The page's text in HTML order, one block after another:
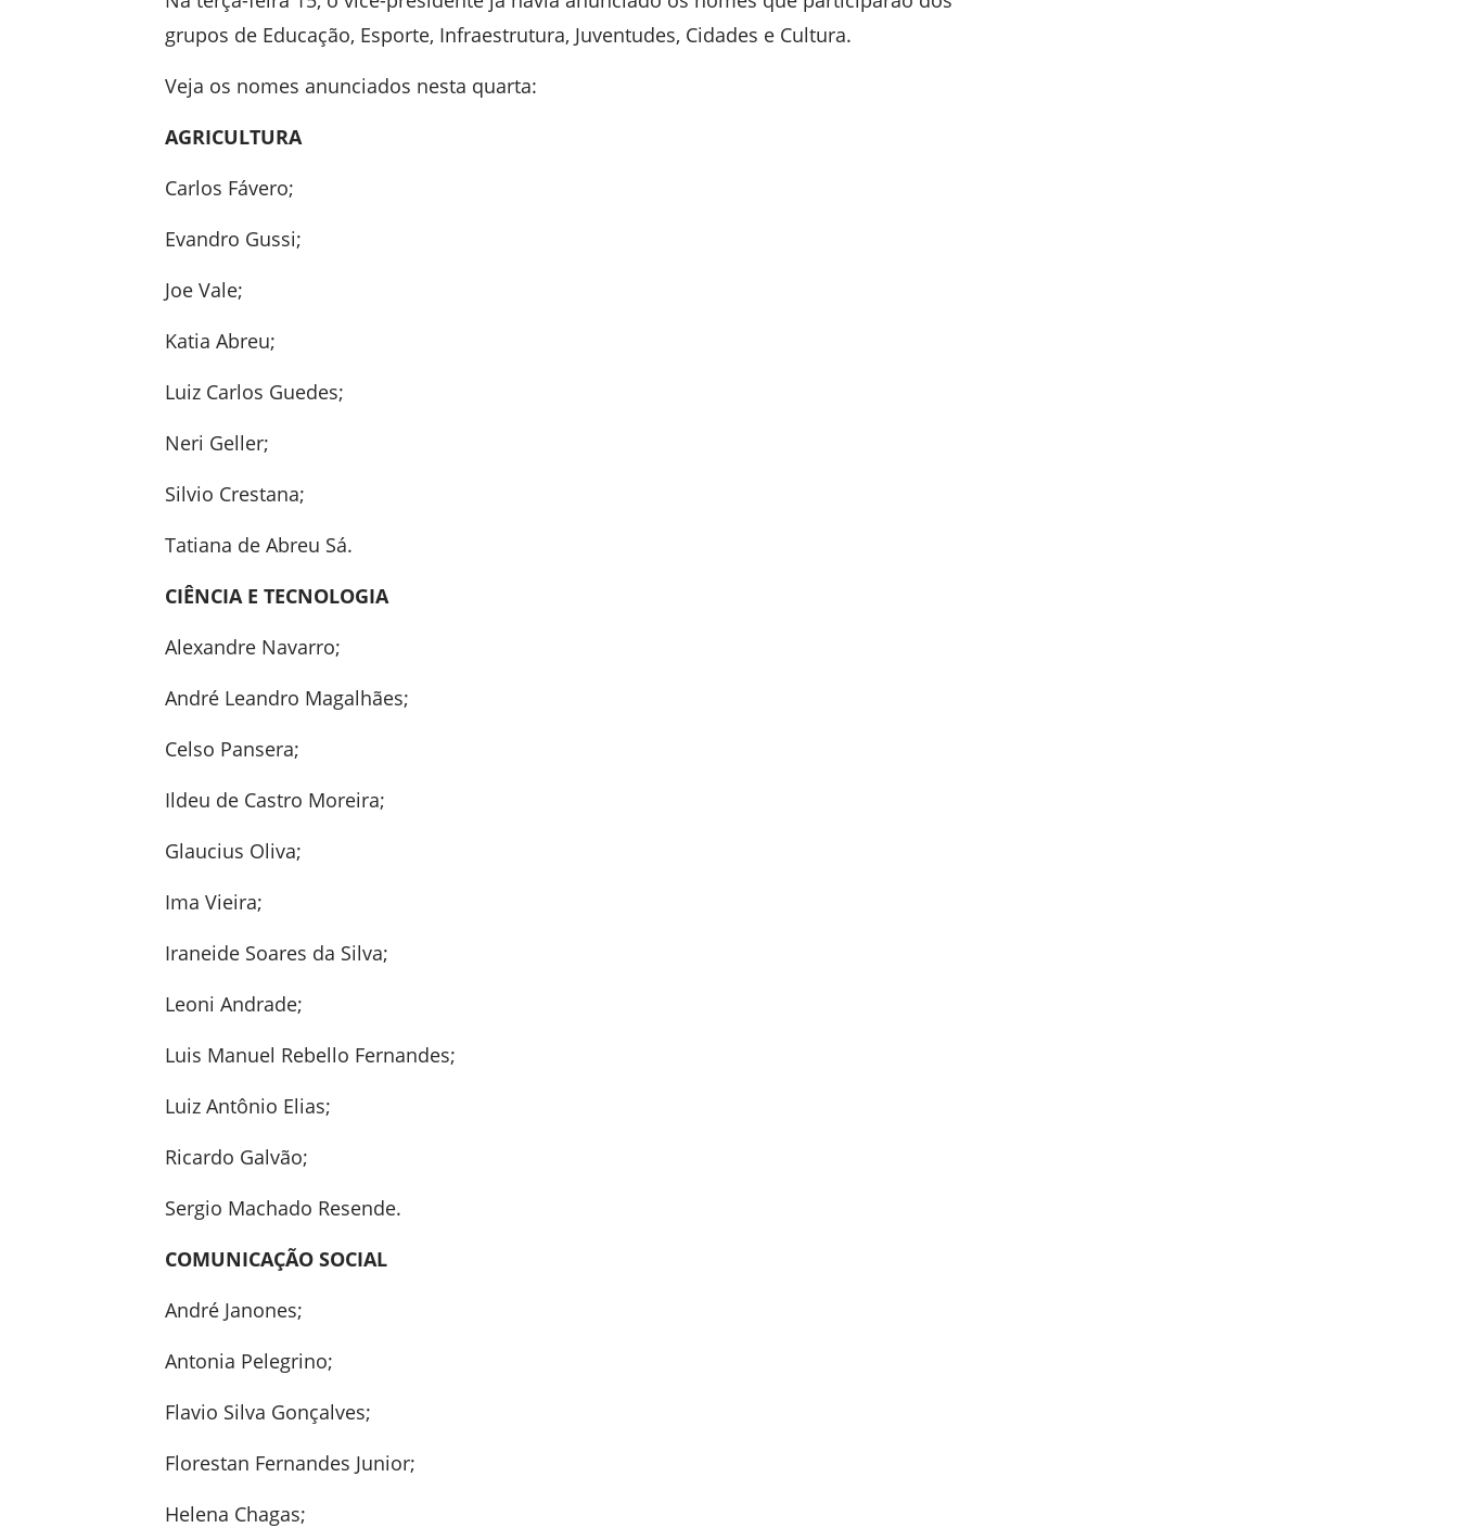
grupos de Educação, Esporte, Infraestrutura, Juventudes, Cidades e Cultura.
Veja os nomes anunciados nesta quarta:
AGRICULTURA
Carlos Fávero;
Evandro Gussi;
Joe Vale;
Katia Abreu;
Luiz Carlos Guedes;
Neri Geller;
Silvio Crestana;
Tatiana de Abreu Sá.
CIÊNCIA E TECNOLOGIA
Alexandre Navarro;
André Leandro Magalhães;
Celso Pansera;
Ildeu de Castro Moreira;
Glaucius Oliva;
Ima Vieira;
Iraneide Soares da Silva;
Leoni Andrade;
Luis Manuel Rebello Fernandes;
Luiz Antônio Elias;
Ricardo Galvão;
Sergio Machado Resende.
COMUNICAÇÃO SOCIAL
André Janones;
Antonia Pelegrino;
Flavio Silva Gonçalves;
Florestan Fernandes Junior;
Helena Chagas;